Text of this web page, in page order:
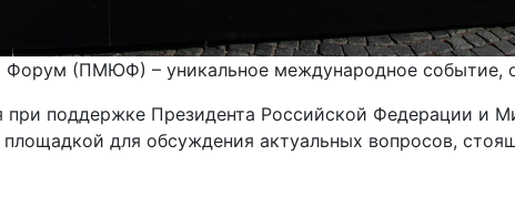
(ПМЮФ) – уникальное международное событие,
поддержке Президента Российской Федерации и
для обсуждения актуальных вопросов,